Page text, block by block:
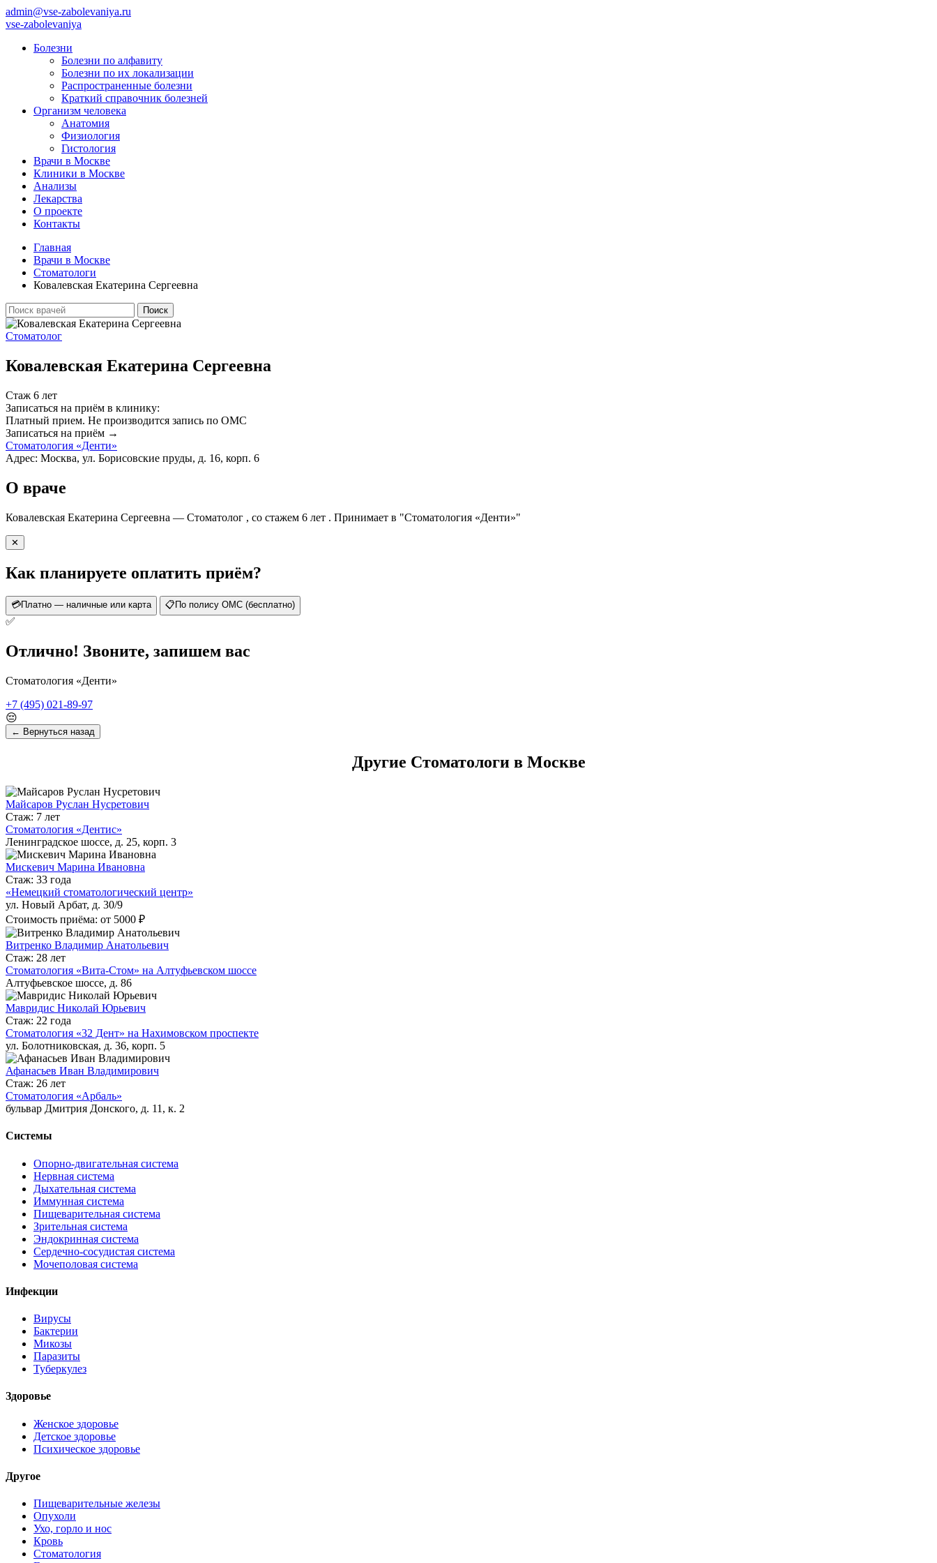
admin@vse-zabolevaniya.ru
vse-zabolevaniya
Болезни
Болезни по алфавиту
Болезни по их локализации
Распространенные болезни
Краткий справочник болезней
Организм человека
Анатомия
Физиология
Гистология
Врачи в Москве
Клиники в Москве
Анализы
Лекарства
О проекте
Контакты
Главная
Врачи в Москве
Стоматологи
Ковалевская Екатерина Сергеевна
Стоматолог
Ковалевская Екатерина Сергеевна
Стаж 6 лет
Записаться на приём в клинику:
Платный прием. Не производится запись по ОМС
Записаться на приём →
Стоматология «Денти»
Адрес: Москва, ул. Борисовские пруды, д. 16, корп. 6
О враче
Ковалевская Екатерина Сергеевна — Стоматолог , со стажем 6 лет . Принимает в "Стоматология «Денти»"
✕
Как планируете оплатить приём?
💳Платно — наличные или карта 📋 По полису ОМС (бесплатно)
✅
Отлично! Звоните, запишем вас
Стоматология «Денти»
+7 (495) 021-89-97
😔
← Вернуться назад
Другие Стоматологи в Москве
Майсаров Руслан Нусретович
Стаж: 7 лет
Стоматология «Дентис»
Ленинградское шоссе, д. 25, корп. 3
Мискевич Марина Ивановна
Стаж: 33 года
«Немецкий стоматологический центр»
ул. Новый Арбат, д. 30/9
Стоимость приёма: от 5000 ₽
Витренко Владимир Анатольевич
Стаж: 28 лет
Стоматология «Вита-Стом» на Алтуфьевском шоссе
Алтуфьевское шоссе, д. 86
Мавридис Николай Юрьевич
Стаж: 22 года
Стоматология «32 Дент» на Нахимовском проспекте
ул. Болотниковская, д. 36, корп. 5
Афанасьев Иван Владимирович
Стаж: 26 лет
Стоматология «Арбаль»
бульвар Дмитрия Донского, д. 11, к. 2
Системы
Опорно-двигательная система
Нервная система
Дыхательная система
Иммунная система
Пищеварительная система
Зрительная система
Эндокринная система
Сердечно-сосудистая система
Мочеполовая система
Инфекции
Вирусы
Бактерии
Микозы
Паразиты
Туберкулез
Здоровье
Женское здоровье
Детское здоровье
Психическое здоровье
Другое
Пищеварительные железы
Опухоли
Ухо, горло и нос
Кровь
Стоматология